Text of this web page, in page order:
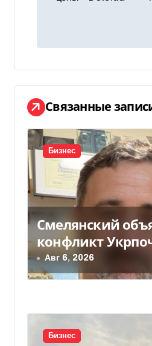
а
ц
и
я
п
о
з
а
п
и
с
Связанные
Бизнес
Смелянский
конфликт
из-за платежек
Авг 6, 2026
Бизнес